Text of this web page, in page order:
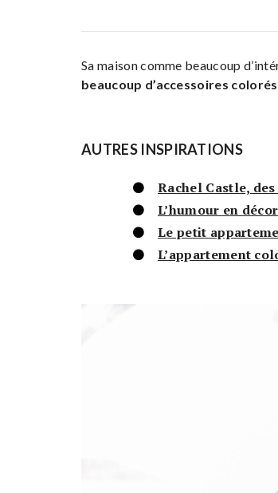
Sa maison comme beaucoup
beaucoup d’accessoires
AUTRES INSPIRATIONS
Rachel Castle,
L’humour en
Le petit
L’appartement